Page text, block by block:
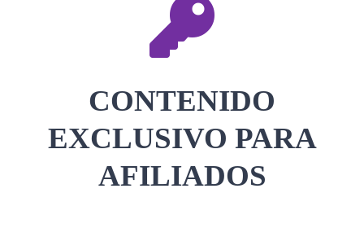
CONTENIDO
EXCLUSIVO PARA
AFILIADOS